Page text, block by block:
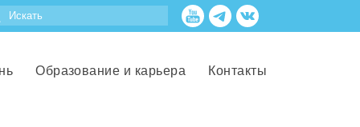
Образование и карьера Контакты